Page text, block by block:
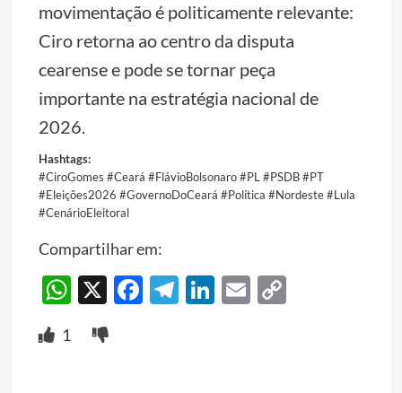
movimentação é politicamente relevante:
Ciro retorna ao centro da disputa
cearense e pode se tornar peça
importante na estratégia nacional de
2026.
Hashtags:
#CiroGomes #Ceará #FlávioBolsonaro #PL #PSDB #PT
#Eleições2026 #GovernoDoCeará #Política #Nordeste #Lula
#CenárioEleitoral
Compartilhar em:
WhatsApp
X Facebook
Telegram
LinkedIn
EmailCopy
1